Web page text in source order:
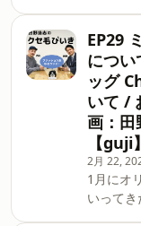
ルジッ
場所】
STORE
Nhttps://
田
となっ
表と、最
報も。
ントコ
https://
【撮影場
る STORE
Nhttps://
田野浩志
https://
EP29
につ
ッグ
いて /
画：田
【
2月 22,
1月にオ
いって